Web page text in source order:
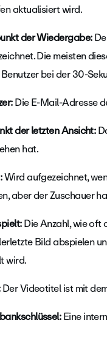
aktualisiert wird.
der Wiedergabe:
Die meisten
bei der 30-
Die E-Mail-Adresse
der letzten Ansicht:
hat.
Wird aufgezeichnet,
aber der Zuschauer
Die Anzahl, wie oft
Bild abspielen
wird.
Der Videotitel ist mit
Eine